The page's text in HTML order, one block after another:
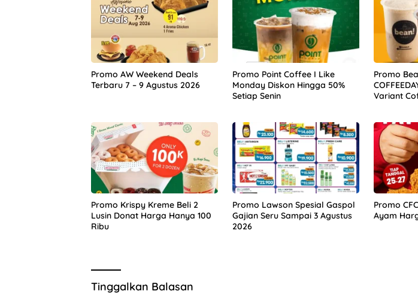
Promo AW Weekend Deals
Terbaru 7 – 9 Agustus 2026
Promo Point Coffee I Like
Monday Diskon Hingga 50%
Setiap Senin
Promo
Variant
Promo Krispy Kreme Beli 2
Lusin Donat Harga Hanya 100
Ribu
Promo Lawson Spesial Gaspol
Gajian Seru Sampai 3 Agustus
2026
Promo
Ayam
Tinggalkan Balasan